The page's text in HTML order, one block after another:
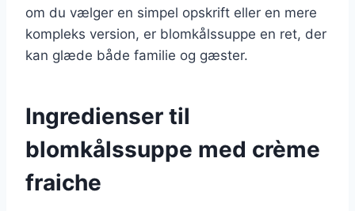
om du vælger en simpel opskrift eller en mere
kompleks version, er blomkålssuppe en ret, der
kan glæde både familie og gæster.
Ingredienser til
blomkålssuppe med crème
fraiche